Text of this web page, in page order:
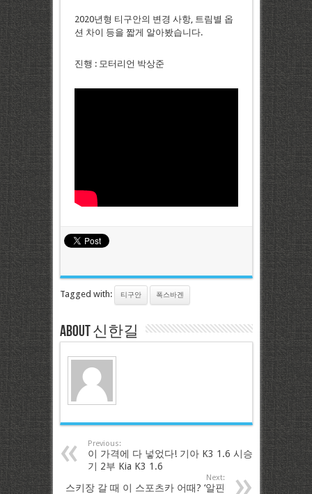
2020년형 티구안의 변경 사항, 트림별 옵
션 차이 등을 짧게 알아봤습니다.
진행 : 모터리언 박상준
Tagged with: 티구안 폭스바겐
About 신한길
Previous:
이 가격에 다 넣었다! 기아 K3 1.6 시승
기 2부 Kia K3 1.6
Next:
스키장 갈 때 이 스포츠카 어때? ‘알핀